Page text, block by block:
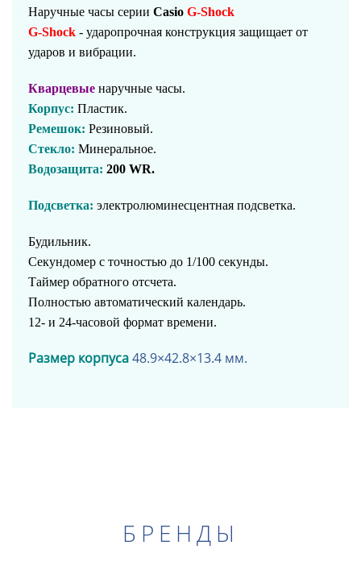
Наручные часы серии Casio G-Shock
G-Shock - ударопрочная конструкция защищает от
ударов и вибрации.
Кварцевые наручные часы.
Корпус: Пластик.
Ремешок: Резиновый.
Стекло: Минеральное.
Водозащита: 200 WR.
Подсветка: электролюминесцентная подсветка.
Будильник.
Секундомер с точностью до 1/100 секунды.
Таймер обратного отсчета.
Полностью автоматический календарь.
12- и 24-часовой формат времени.
Размер корпуса48.9×42.8×13.4 мм.
БРЕНДЫ